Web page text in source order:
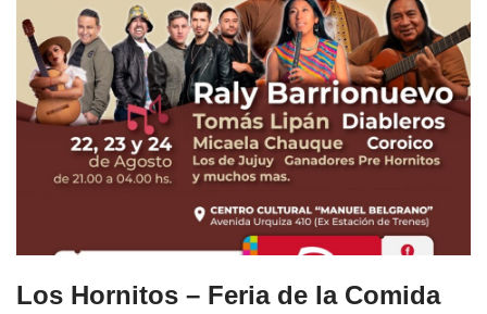
Los Hornitos – Feria de la Comida